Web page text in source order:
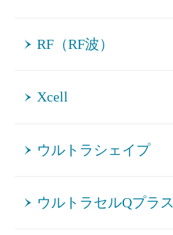
RF（RF波）
Xcell
ウルトラシェイプ
ウルトラセルQプラス